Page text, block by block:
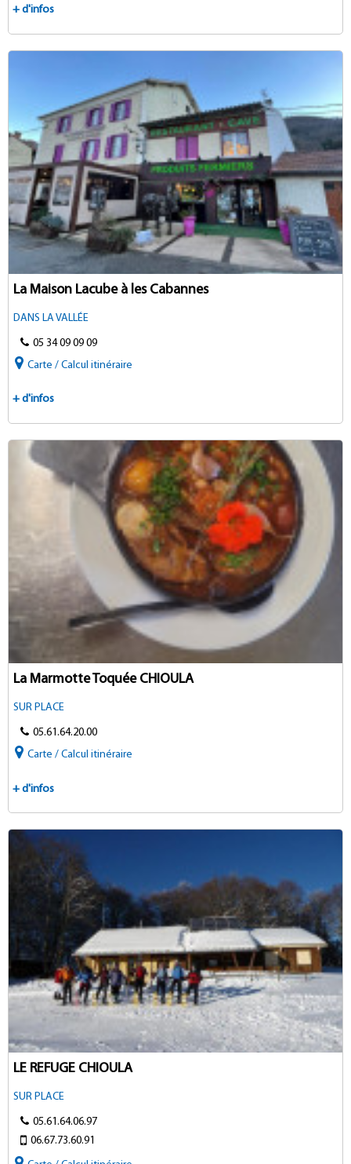
+ d'infos
La Maison Lacube à les Cabannes
DANS LA VALLÉE
05 34 09 09 09
Carte / Calcul itinéraire
+ d'infos
La Marmotte Toquée CHIOULA
SUR PLACE
05.61.64.20.00
Carte / Calcul itinéraire
+ d'infos
LE REFUGE CHIOULA
SUR PLACE
05.61.64.06.97
06.67.73.60.91